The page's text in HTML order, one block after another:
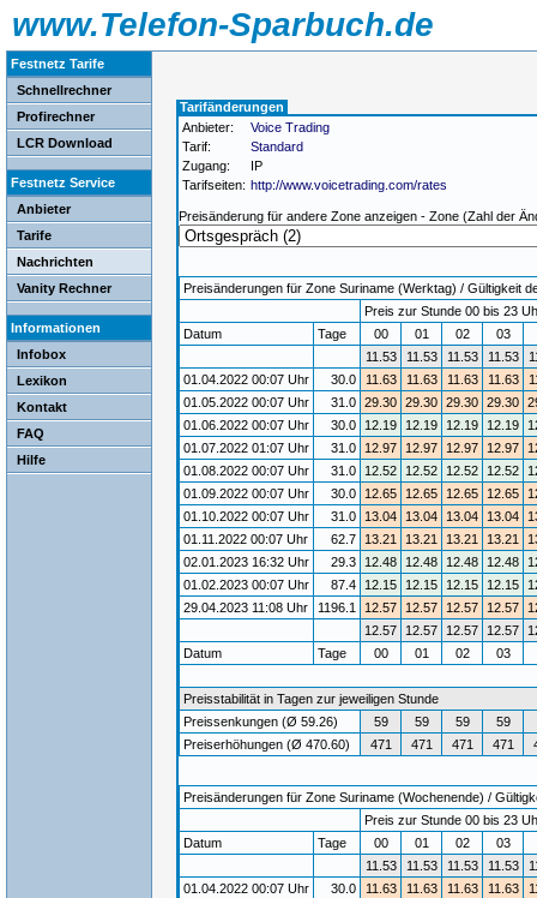
www.Telefon-Sparbuch.de
Festnetz Tarife
Schnellrechner
Profirechner
LCR Download
Festnetz Service
Anbieter
Tarife
Nachrichten
Vanity Rechner
Informationen
Infobox
Lexikon
Kontakt
FAQ
Hilfe
Tarifänderungen
Anbieter:
Voice Trading
Tarif:
Standard
Zugang:
IP
Tarifseiten: http://www.voicetrading.com/rates
Preisänderung für andere Zone anzeigen - Zone (Zahl der
Preisänderungen für Zone Suriname (Werktag) / Gültigkeit
Preis zur Stunde 00 bis 23
Datum
Tage 00 01 02 03
11.53
11.53 11.53 11.53
01.04.2022 00:07 Uhr
30.0 11.63 11.63 11.63 11.63
01.05.2022 00:07 Uhr
31.0 29.30 29.30 29.30 29.30
01.06.2022 00:07 Uhr
30.0 12.19 12.19 12.19 12.19
01.07.2022 01:07 Uhr
31.0 12.97 12.97 12.97 12.97
01.08.2022 00:07 Uhr
31.0 12.52 12.52 12.52 12.52
01.09.2022 00:07 Uhr
30.0 12.65 12.65 12.65 12.65
01.10.2022 00:07 Uhr
31.0 13.04 13.04 13.04 13.04
01.11.2022 00:07 Uhr
62.7 13.21 13.21 13.21 13.21
02.01.2023 16:32 Uhr
29.3 12.48 12.48 12.48 12.48
01.02.2023 00:07 Uhr
87.4 12.15 12.15 12.15 12.15
29.04.2023 11:08 Uhr
1196.1 12.57 12.57 12.57 12.57
12.57
12.57 12.57 12.57
Datum
Tage 00 01 02 03
Preisstabilität in Tagen zur jeweiligen Stunde
Preissenkungen (Ø 59.26)
59 59 59 59
Preiserhöhungen (Ø 470.60)
471 471 471 471
Preisänderungen für Zone Suriname (Wochenende) /
Preis zur Stunde 00 bis 23
Datum
Tage 00 01 02 03
11.53
11.53 11.53 11.53
01.04.2022 00:07 Uhr
30.0 11.63 11.63 11.63 11.63